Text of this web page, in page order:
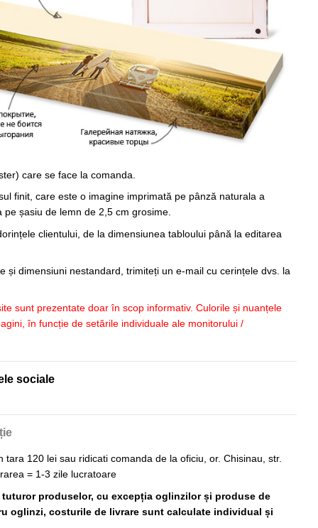
care se face la comanda.
finit, care este o imagine imprimată pe pânză naturala a
șasiu de lemn de 2,5 cm grosime.
clientului, de la dimensiunea tabloului până la editarea
și dimensiuni nestandard, trimiteți un e-mail cu cerințele dvs. la
sunt prezentate doar în scop informativ. Culorile și nuanțele
în funcție de setările individuale ale monitorului /
sociale
tara 120 lei sau ridicati comanda de la oficiu, or. Chisinau, str.
= 1-3 zile lucratoare
produselor, cu excepția oglinzilor și produse de
oglinzi, costurile de livrare sunt calculate individual și